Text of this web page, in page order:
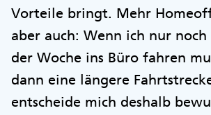
Vorteile bringt. Mehr
aber auch: Wenn ich nur
der Woche ins Büro fahren
dann eine längere
entscheide mich deshalb